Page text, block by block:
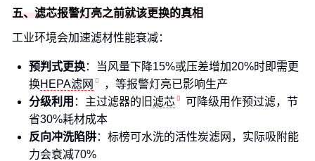
五、滤芯报警灯亮之前就该更换的真相
工业环境会加速滤材性能衰减：
预判式更换：当风量下降15%或压差增加20%时即需更
换HEPA滤网
，等报警灯亮已影响生产
分级利用 ：主过滤器的旧滤芯
可降级用作预过滤，节
省30%耗材成本
反向冲洗陷阱：标榜可水洗的活性炭滤网，实际吸附能
力会衰减70%